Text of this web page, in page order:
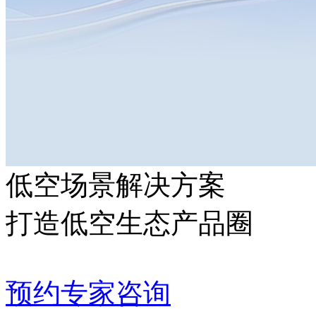
低空场景解决方案
打造低空生态产品圈
预约专家咨询